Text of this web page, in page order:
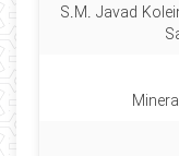
S.M. Javad